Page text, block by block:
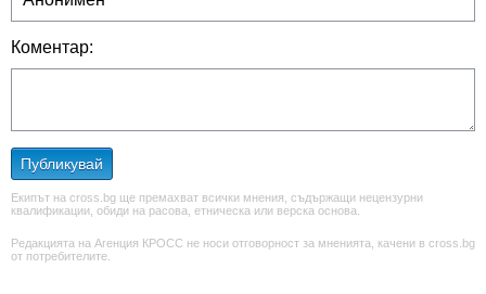
Коментар:
Публикувай
Екипът на cross.bg ще премахват всички мнения, съдържащи нецензурни
квалификации, обиди на расова, етническа или верска основа.
Редакцията на Агенция КРОСС не носи отговорност за мненията, качени в cross.bg
от потребителите.